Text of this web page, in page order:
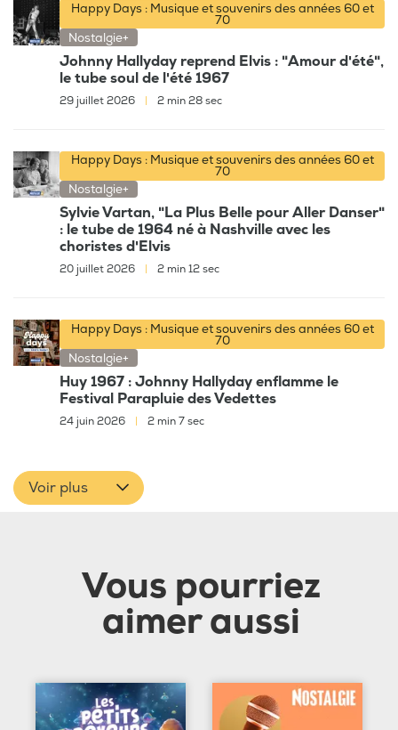
Happy Days : Musique et souvenirs des années 60 et
70
Nostalgie+
Johnny Hallyday reprend Elvis : "Amour d'été",
le tube soul de l'été 1967
29 juillet 2026 2 min 28 sec
Happy Days : Musique et souvenirs des années 60 et
70
Nostalgie+
Sylvie Vartan, "La Plus Belle pour Aller Danser"
: le tube de 1964 né à Nashville avec les
choristes d'Elvis
20 juillet 2026 2 min 12 sec
Happy Days : Musique et souvenirs des années 60 et
70
Nostalgie+
Huy 1967 : Johnny Hallyday enflamme le
Festival Parapluie des Vedettes
24 juin 2026 2 min 7 sec
Voir plus
Vous pourriez
aimer aussi